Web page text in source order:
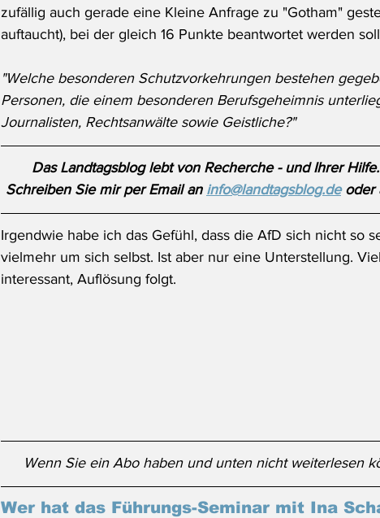
zufällig auch gerade eine Kleine Anfrage zu "Gotham"
auftaucht), bei der gleich 16 Punkte beantwortet werden
"Welche besonderen Schutzvorkehrungen bestehen
Personen, die einem besonderen Berufsgeheimnis
Journalisten, Rechtsanwälte sowie Geistliche?"
Das Landtagsblog lebt von Recherche - und Ihrer
Schreiben Sie mir per Email an info@landtagsblog.de oder
Irgendwie habe ich das Gefühl, dass die AfD sich nicht so
vielmehr um sich selbst. Ist aber nur eine Unterstellung.
interessant, Auflösung folgt.
Wenn Sie ein Abo haben und unten nicht weiterlesen
Wer hat das Führungs-Seminar mit Ina